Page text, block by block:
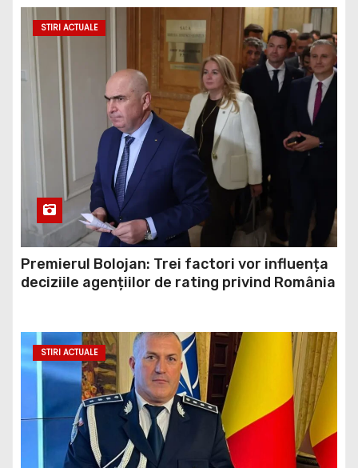
STIRI ACTUALE
Premierul Bolojan: Trei factori vor influența
deciziile agențiilor de rating privind România
STIRI ACTUALE